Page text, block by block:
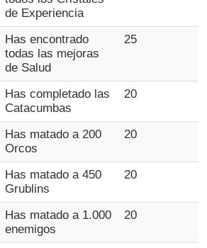
de Experiencia
Has encontrado
todas las mejoras
de Salud
25
Has completado las
Catacumbas
20
Has matado a 200
Orcos
20
Has matado a 450
Grublins
20
Has matado a 1.000
enemigos
20